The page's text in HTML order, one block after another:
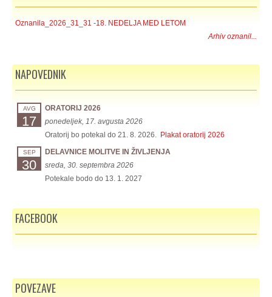
Oznanila_2026_31_31 -18. NEDELJA MED LETOM
Arhiv oznanil...
NAPOVEDNIK
AVG
17
ORATORIJ 2026
ponedeljek, 17. avgusta 2026
Oratorij bo potekal do 21. 8. 2026. Plakat oratorij 2026
SEP
30
DELAVNICE MOLITVE IN ŽIVLJENJA
sreda, 30. septembra 2026
Potekale bodo do 13. 1. 2027
FACEBOOK
POVEZAVE